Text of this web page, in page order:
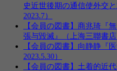
史近世後期の通信使外交
2023.7）
【会員の図書】商兆琦『
張与毀滅』（上海三聯書店
【会員の図書】向静静『
2023.5.30）
【会員の図書】土着的近